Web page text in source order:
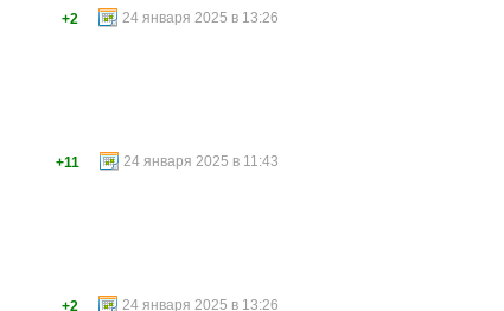
24 января 2025 в 13:26
+2
24 января 2025 в 11:43
+11
24 января 2025 в 13:26
+2